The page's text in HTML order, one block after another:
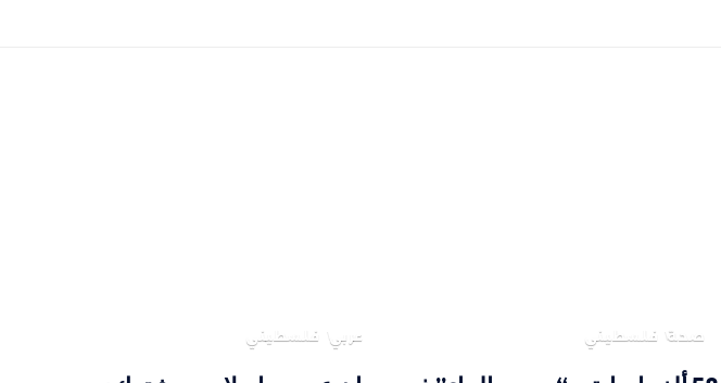
صحة فلسطيني عربي فلسطيني